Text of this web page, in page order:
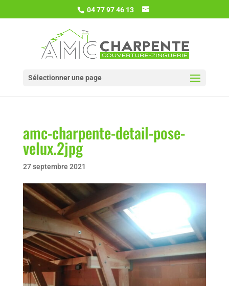
04 77 97 46 13
Sélectionner une page
amc-charpente-detail-pose-
velux.2jpg
27 septembre 2021